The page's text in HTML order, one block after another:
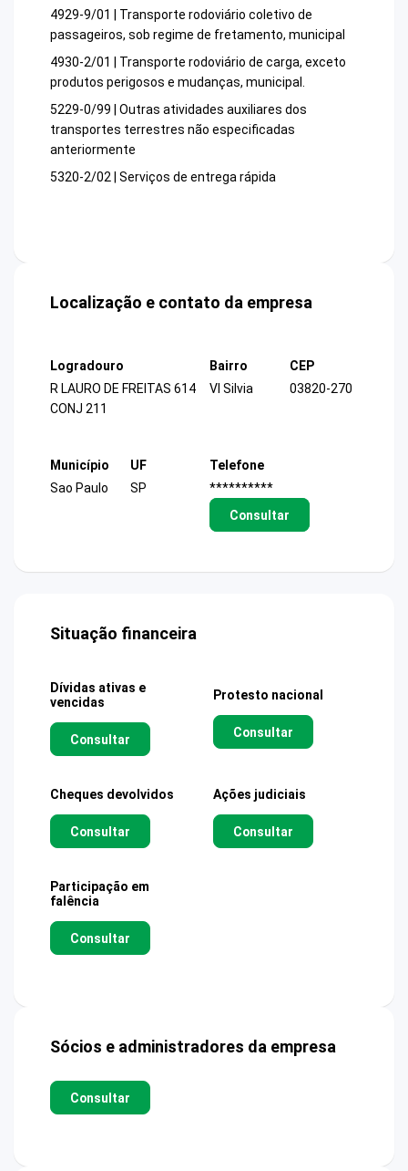
4929-9/01 | Transporte rodoviário coletivo de
passageiros, sob regime de fretamento, municipal
4930-2/01 | Transporte rodoviário de carga, exceto
produtos perigosos e mudanças, municipal.
5229-0/99 | Outras atividades auxiliares dos
transportes terrestres não especificadas
anteriormente
5320-2/02 | Serviços de entrega rápida
Localização e contato da empresa
Logradouro
R LAURO DE FREITAS 614
CONJ 211
Bairro
Vl Silvia
CEP
03820-270
Município
Sao Paulo
UF
SP
Telefone
**********
Consultar
Situação financeira
Dívidas ativas e
vencidas
Consultar
Protesto nacional
Consultar
Cheques devolvidos
Consultar
Ações judiciais
Consultar
Participação em
falência
Consultar
Sócios e administradores da empresa
Consultar